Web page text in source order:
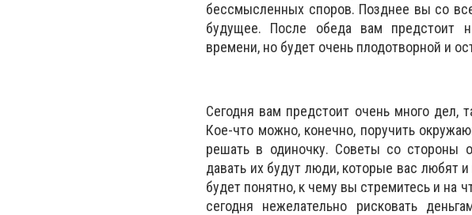
бессмысленных споров. Позднее вы со
будущее. После обеда вам предстоит
времени, но будет очень плодотворной и
Сегодня вам предстоит очень много дел,
Кое-что можно, конечно, поручить
решать в одиночку. Советы со стороны
давать их будут люди, которые вас любят
будет понятно, к чему вы стремитесь и на
сегодня нежелательно рисковать